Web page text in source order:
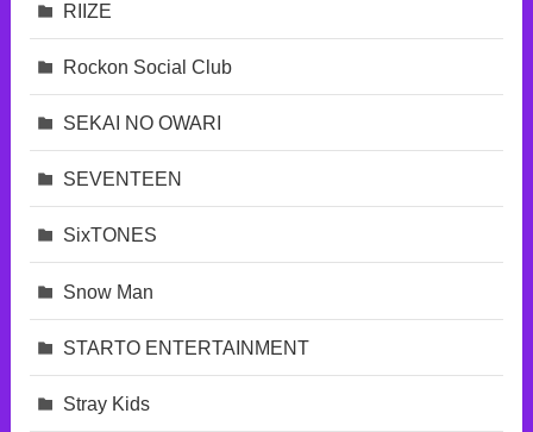
RIIZE
Rockon Social Club
SEKAI NO OWARI
SEVENTEEN
SixTONES
Snow Man
STARTO ENTERTAINMENT
Stray Kids